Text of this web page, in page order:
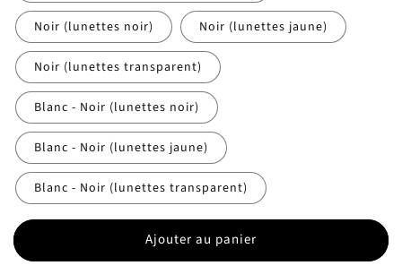
Noir (lunettes noir) Noir (lunettes jaune)
Noir (lunettes transparent)
Blanc - Noir (lunettes noir)
Blanc - Noir (lunettes jaune)
Blanc - Noir (lunettes transparent)
Ajouter au panier